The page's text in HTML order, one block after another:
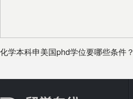
化学本科申美国phd学位要哪些条件？